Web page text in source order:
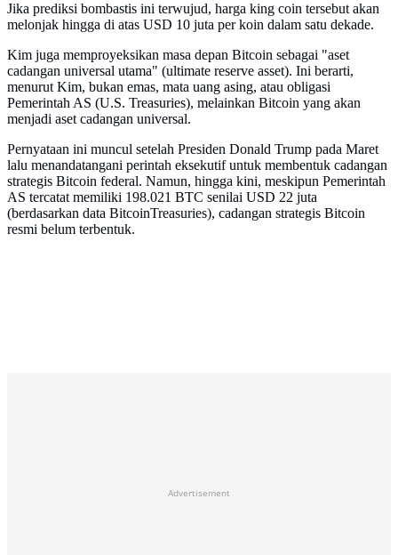
Jika prediksi bombastis ini terwujud, harga king coin tersebut akan
melonjak hingga di atas USD 10 juta per koin dalam satu dekade.
Kim juga memproyeksikan masa depan Bitcoin sebagai "aset
cadangan universal utama" (ultimate reserve asset). Ini berarti,
menurut Kim, bukan emas, mata uang asing, atau obligasi
Pemerintah AS (U.S. Treasuries), melainkan Bitcoin yang akan
menjadi aset cadangan universal.
Pernyataan ini muncul setelah Presiden Donald Trump pada Maret
lalu menandatangani perintah eksekutif untuk membentuk cadangan
strategis Bitcoin federal. Namun, hingga kini, meskipun Pemerintah
AS tercatat memiliki 198.021 BTC senilai USD 22 juta
(berdasarkan data BitcoinTreasuries), cadangan strategis Bitcoin
resmi belum terbentuk.
Advertisement